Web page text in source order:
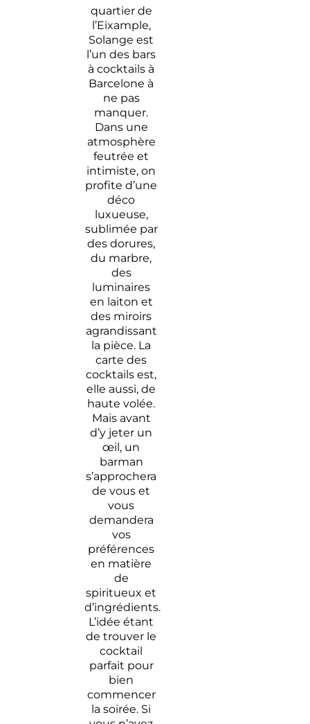
quartier de
l’Eixample,
Solange est
l’un des bars
à cocktails à
Barcelone à
ne pas
manquer.
Dans une
atmosphère
feutrée et
intimiste, on
profite d’une
déco
luxueuse,
sublimée par
des dorures,
du marbre,
des
luminaires
en laiton et
des miroirs
agrandissant
la pièce. La
carte des
cocktails est,
elle aussi, de
haute volée.
Mais avant
d’y jeter un
œil, un
barman
s’approchera
de vous et
vous
demandera
vos
préférences
en matière
de
spiritueux et
d’ingrédients.
L’idée étant
de trouver le
cocktail
parfait pour
bien
commencer
la soirée. Si